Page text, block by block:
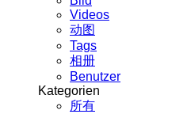
Videos
动图
Tags
相册
Benutzer
Kategorien
所有